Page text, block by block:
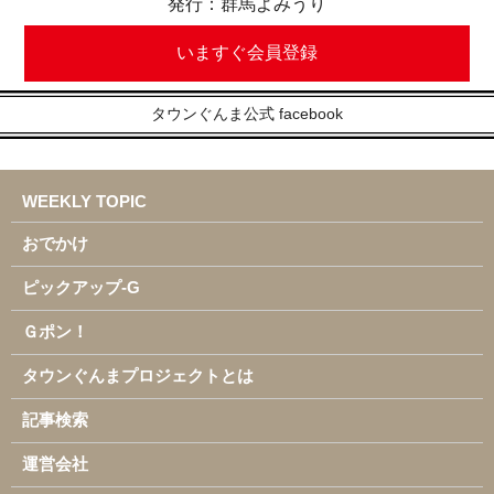
発行：群馬よみうり
いますぐ会員登録
タウンぐんま公式 facebook
WEEKLY TOPIC
おでかけ
ピックアップ-G
Ｇポン！
タウンぐんまプロジェクトとは
記事検索
運営会社